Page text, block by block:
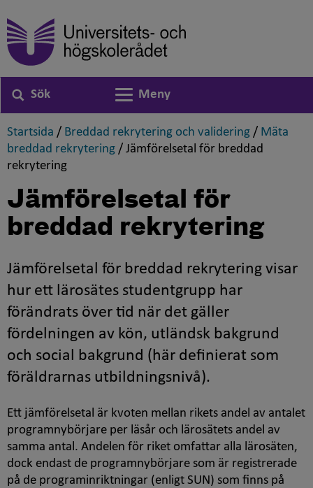
Sök
Växla navigering
Meny
Startsida ,
/ Breddad rekrytering och validering ,
/ Mäta
breddad rekrytering ,
/ Jämförelsetal för breddad
rekrytering,
Jämförelsetal för
breddad rekrytering
Jämförelsetal för breddad rekrytering visar
hur ett lärosätes studentgrupp har
förändrats över tid när det gäller
fördelningen av kön, utländsk bakgrund
och social bakgrund (här definierat som
föräldrarnas utbildningsnivå).
Ett jämförelsetal är kvoten mellan rikets andel av antalet
programnybörjare per läsår och lärosätets andel av
samma antal. Andelen för riket omfattar alla lärosäten,
dock endast de programnybörjare som är registrerade
på de programinriktningar (enligt SUN) som finns på